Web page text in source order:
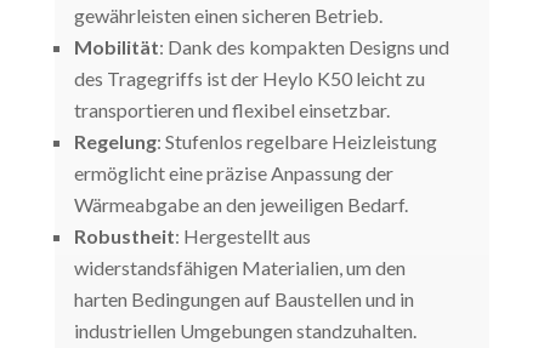
gewährleisten einen sicheren Betrieb.
Mobilität: Dank des kompakten Designs und
des Tragegriffs ist der Heylo K50 leicht zu
transportieren und flexibel einsetzbar.
Regelung: Stufenlos regelbare Heizleistung
ermöglicht eine präzise Anpassung der
Wärmeabgabe an den jeweiligen Bedarf.
Robustheit: Hergestellt aus
widerstandsfähigen Materialien, um den
harten Bedingungen auf Baustellen und in
industriellen Umgebungen standzuhalten.